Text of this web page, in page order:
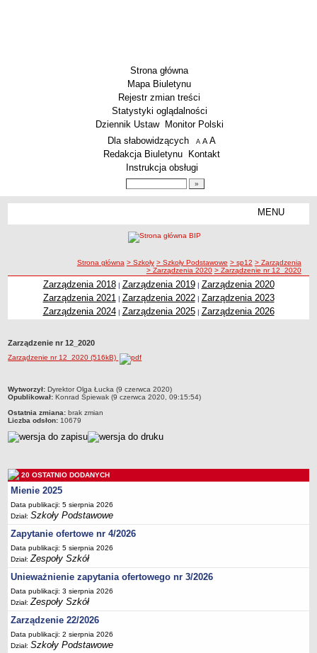
Strona główna
Mapa Biuletynu
Rejestr zmian treści
Statystyki oglądalności
Dziennik Ustaw
Monitor Polski
Menu dodatkowe
Dla słabowidzących A pomniejsz czcionkę
A standardowy rozmiar czcionki
A
Redakcja Biuletynu
Kontakt
Instrukcja obsługi
MENU
Zespoły Szkół
Techniczne Zakłady Naukowe
PRZEDSZKOLA
ARCHIWUM SZKÓŁ I PLACÓWEK
Zlikwidowane gimnazja
Wielofunkcyjna Placówka
SPECJALNE OŚRODKI SZKOLNO-WYCHOWAWCZE
Specjalny Ośrodek nr 1
Dane podstawowe
Statut
Majątek
Godziny dyżurów
Ogłoszenie
Zarządzenia
Kontrole
Rejestry, ewidencje, archiwa
Sprawozdania
Deklaracja dostępności
ścieżka nawigacji
Strona główna > Szkoły > Szkoły Podstawowe > sp12 > Zarządzenia
> Zarządzenia 2020 > Zarządzenie nr 12_2020
Zarządzenia 2018| Zarządzenia 2019| Zarządzenia 2020
Zarządzenia 2021 | Zarządzenia 2022| Zarządzenia 2023
Zarządzenia 2024| Zarządzenia 2025| Zarządzenia 2026
Zarządzenie nr 12_2020
Zarządzenie nr 12_2020 (516kB)
metryczka
Wytworzył: Dyrektor Olga Łucka (9 czerwca 2020)
Opublikował: Konrad Śpiewak (9 czerwca 2020, 09:15:54)
Ostatnia zmiana: brak zmian
Liczba odsłon: 10679
20 OSTATNIO DODANYCH
Mienie 2025
Data publikacji: 5 sierpnia 2026
Dział:Szkoły Podstawowe
Zapytanie ofertowe nr 4/2026
Data publikacji: 5 sierpnia 2026
Dział:Zespoły Szkół
Unieważnienie zapytania ofertowego nr 3/2026
Data publikacji: 3 sierpnia 2026
Dział:Zespoły Szkół
Zarządzenie 22/2026
Data publikacji: 2 sierpnia 2026
Dział:Szkoły Podstawowe